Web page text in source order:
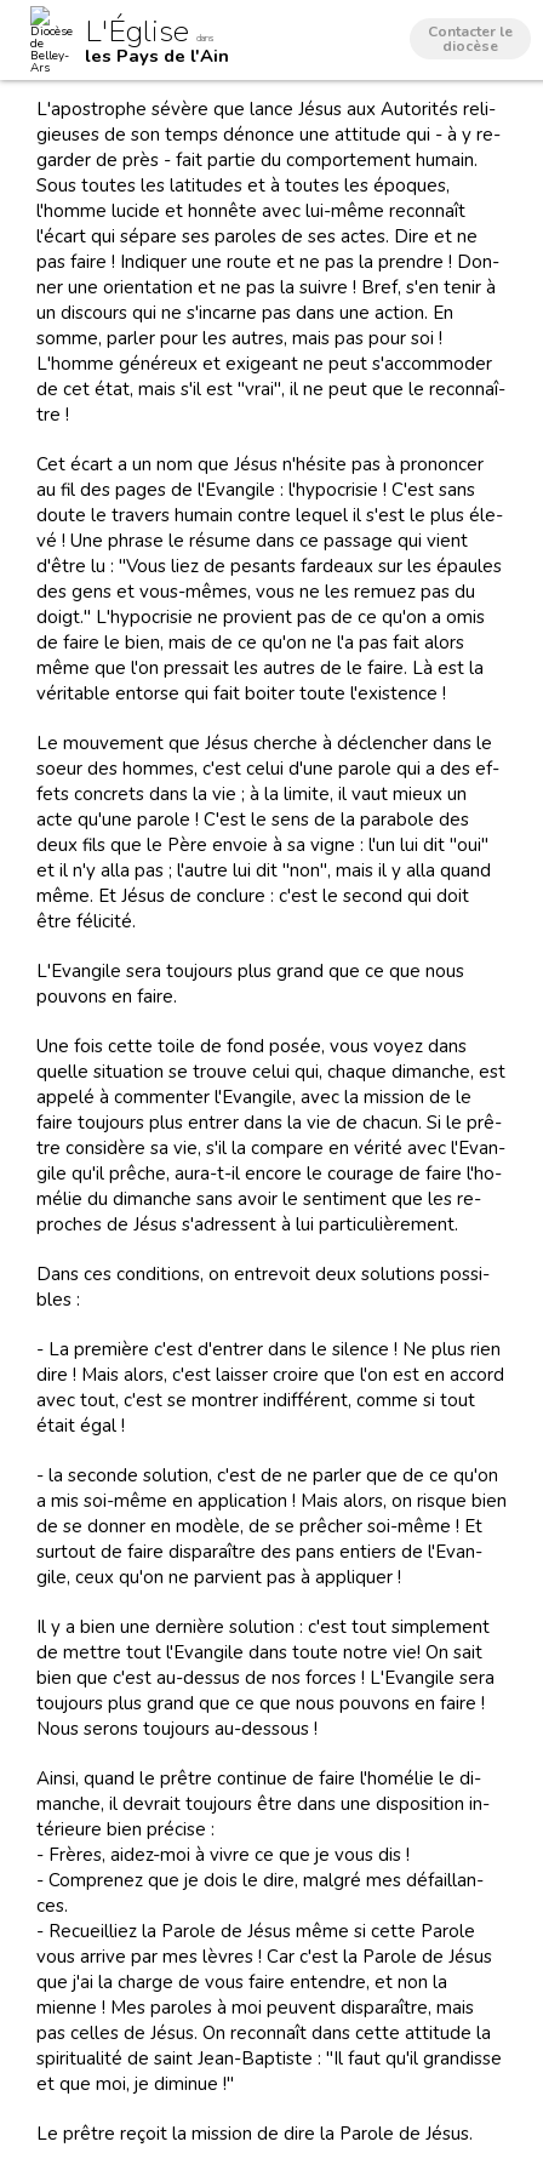
contenu.
navigation
Outils
personnels
L'Église dans
les Pays de l'Ain
Contacter le
diocèse
L'apos­tro­phe sé­vère que lance Jé­sus aux Au­to­ri­tés re­li­
gieu­ses de son temps dé­nonce une at­ti­tude qui - à y re­
gar­der de près - fait par­tie du com­por­te­ment hu­main.
Sous tou­tes les la­ti­tu­des et à tou­tes les épo­ques,
l'homme lu­cide et hon­nête avec lui-même re­con­naît
l'écart qui sé­pare ses pa­ro­les de ses ac­tes. Dire et ne
pas faire ! In­di­quer une route et ne pas la pren­dre ! Don­
ner une orien­ta­tion et ne pas la sui­vre ! Bref, s'en te­nir à
un dis­cours qui ne s'in­carne pas dans une ac­tion. En
somme, par­ler pour les au­tres, mais pas pour soi !
L'homme gé­né­reux et exi­geant ne peut s'ac­com­mo­der
de cet état, mais s'il est "vrai", il ne peut que le re­con­naî­
tre !
Cet écart a un nom que Jé­sus n'hé­site pas à pro­non­cer
au fil des pa­ges de l'Evan­gile : l'hy­po­cri­sie ! C'est sans
doute le tra­vers hu­main con­tre le­quel il s'est le plus éle­
vé ! Une phrase le ré­sume dans ce pas­sage qui vient
d'être lu : "Vous liez de pe­sants far­deaux sur les épau­les
des gens et vous-mê­mes, vous ne les re­muez pas du
doigt." L'hy­po­cri­sie ne pro­vient pas de ce qu'on a omis
de faire le bien, mais de ce qu'on ne l'a pas fait alors
même que l'on pres­sait les au­tres de le faire. Là est la
vé­ri­ta­ble en­torse qui fait boi­ter toute l'exis­tence !
Le mou­ve­ment que Jé­sus cher­che à dé­clen­cher dans le
soeur des hom­mes, c'est ce­lui d'une pa­role qui a des ef­
fets con­crets dans la vie ; à la li­mite, il vaut mieux un
acte qu'une pa­role ! C'est le sens de la pa­ra­bole des
deux fils que le Père en­voie à sa vi­gne : l'un lui dit "oui"
et il n'y alla pas ; l'au­tre lui dit "non", mais il y alla quand
même. Et Jé­sus de con­clure : c'est le se­cond qui doit
être fé­li­ci­té.
L'Evangile sera toujours plus grand que ce que nous
pouvons en faire.
Une fois cette toile de fond po­sée, vous voyez dans
quelle si­tua­tion se trouve ce­lui qui, cha­que di­man­che, est
ap­pe­lé à com­men­ter l'Evan­gile, avec la mis­sion de le
faire tou­jours plus en­trer dans la vie de cha­cun. Si le prê­
tre con­si­dère sa vie, s'il la com­pare en vé­ri­té avec l'Evan­
gile qu'il prê­che, aura-t-il en­core le cou­rage de faire l'ho­
mé­lie du di­man­che sans avoir le sen­ti­ment que les re­
pro­ches de Jé­sus s'adres­sent à lui par­ti­cu­liè­re­ment.
Dans ces con­di­tions, on en­tre­voit deux so­lu­tions pos­si­
bles :
- La pre­mière c'est d'en­trer dans le si­lence ! Ne plus rien
dire ! Mais alors, c'est lais­ser croire que l'on est en ac­cord
avec tout, c'est se mon­trer in­dif­fé­rent, comme si tout
était égal !
- la se­conde so­lu­tion, c'est de ne par­ler que de ce qu'on
a mis soi-même en ap­pli­ca­tion ! Mais alors, on ris­que bien
de se don­ner en mo­dèle, de se prê­cher soi-même ! Et
sur­tout de faire dis­pa­raî­tre des pans en­tiers de l'Evan­
gile, ceux qu'on ne par­vient pas à ap­pli­quer !
Il y a bien une der­nière so­lu­tion : c'est tout sim­ple­ment
de met­tre tout l'Evan­gile dans toute no­tre vie! On sait
bien que c'est au-des­sus de nos for­ces ! L'Evan­gile sera
tou­jours plus grand que ce que nous pou­vons en faire !
Nous se­rons tou­jours au-des­sous !
Ain­si, quand le prê­tre con­ti­nue de faire l'ho­mé­lie le di­
man­che, il de­vrait tou­jours être dans une dis­po­si­tion in­
té­rieure bien pré­cise :
- Frè­res, ai­dez-moi à vi­vre ce que je vous dis !
- Com­pre­nez que je dois le dire, mal­gré mes dé­faillan­
ces.
- Re­cueilliez la Pa­role de Jé­sus même si cette Pa­role
vous ar­rive par mes lè­vres ! Car c'est la Pa­role de Jé­sus
que j'ai la charge de vous faire en­ten­dre, et non la
mienne ! Mes pa­ro­les à moi peu­vent dis­pa­raî­tre, mais
pas cel­les de Jé­sus. On re­con­naît dans cette at­ti­tude la
spi­ri­tua­li­té de saint Jean-Bap­tiste : "Il faut qu'il gran­disse
et que moi, je di­mi­nue !"
Le prêtre reçoit la mission de dire la Parole de Jésus.